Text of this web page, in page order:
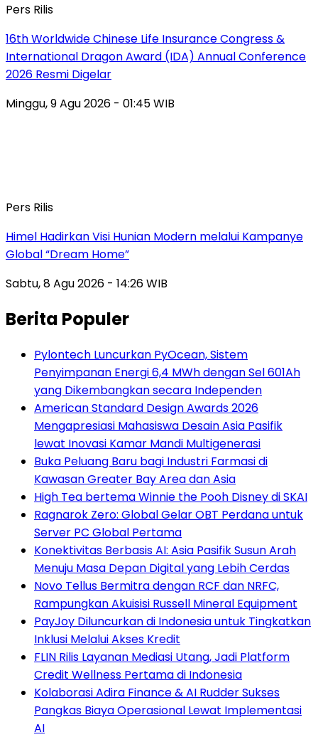
Pers Rilis
16th Worldwide Chinese Life Insurance Congress &
International Dragon Award (IDA) Annual Conference
2026 Resmi Digelar
Minggu, 9 Agu 2026 - 01:45 WIB
Pers Rilis
Himel Hadirkan Visi Hunian Modern melalui Kampanye
Global “Dream Home”
Sabtu, 8 Agu 2026 - 14:26 WIB
Berita Populer
Pylontech Luncurkan PyOcean, Sistem
Penyimpanan Energi 6,4 MWh dengan Sel 601Ah
yang Dikembangkan secara Independen
American Standard Design Awards 2026
Mengapresiasi Mahasiswa Desain Asia Pasifik
lewat Inovasi Kamar Mandi Multigenerasi
Buka Peluang Baru bagi Industri Farmasi di
Kawasan Greater Bay Area dan Asia
High Tea bertema Winnie the Pooh Disney di SKAI
Ragnarok Zero: Global Gelar OBT Perdana untuk
Server PC Global Pertama
Konektivitas Berbasis AI: Asia Pasifik Susun Arah
Menuju Masa Depan Digital yang Lebih Cerdas
Novo Tellus Bermitra dengan RCF dan NRFC,
Rampungkan Akuisisi Russell Mineral Equipment
PayJoy Diluncurkan di Indonesia untuk Tingkatkan
Inklusi Melalui Akses Kredit
FLIN Rilis Layanan Mediasi Utang, Jadi Platform
Credit Wellness Pertama di Indonesia
Kolaborasi Adira Finance & AI Rudder Sukses
Pangkas Biaya Operasional Lewat Implementasi
AI